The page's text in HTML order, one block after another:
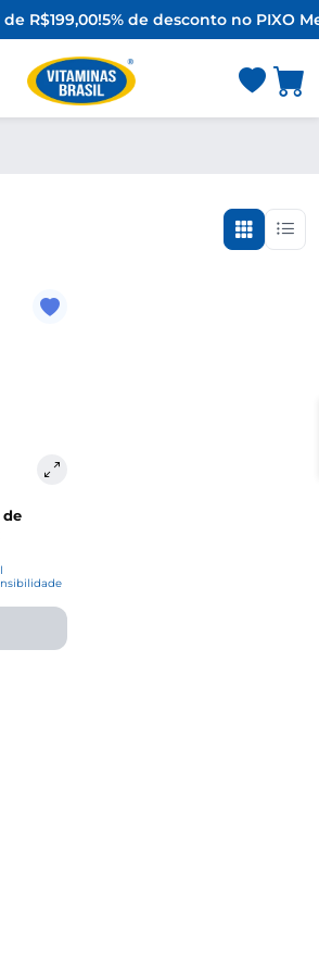
R$199,00!5% de desconto no PIXO
de